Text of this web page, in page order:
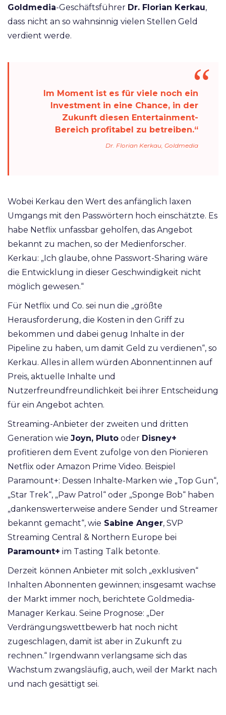
Goldmedia-Geschäftsführer Dr. Florian Kerkau,
dass nicht an so wahnsinnig vielen Stellen Geld
verdient werde.
Im Moment ist es für viele noch ein
Investment in eine Chance, in der
Zukunft diesen Entertainment-
Bereich profitabel zu betreiben.“
Dr. Florian Kerkau, Goldmedia
Wobei Kerkau den Wert des anfänglich laxen
Umgangs mit den Passwörtern hoch einschätzte. Es
habe Netflix unfassbar geholfen, das Angebot
bekannt zu machen, so der Medienforscher.
Kerkau: „Ich glaube, ohne Passwort-Sharing wäre
die Entwicklung in dieser Geschwindigkeit nicht
möglich gewesen.“
Für Netflix und Co. sei nun die „größte
Herausforderung, die Kosten in den Griff zu
bekommen und dabei genug Inhalte in der
Pipeline zu haben, um damit Geld zu verdienen“, so
Kerkau. Alles in allem würden Abonnent:innen auf
Preis, aktuelle Inhalte und
Nutzerfreundfreundlichkeit bei ihrer Entscheidung
für ein Angebot achten.
Streaming-Anbieter der zweiten und dritten
Generation wie Joyn, Pluto oder Disney+
profitieren dem Event zufolge von den Pionieren
Netflix oder Amazon Prime Video. Beispiel
Paramount+: Dessen Inhalte-Marken wie „Top Gun“,
„Star Trek“, „Paw Patrol“ oder „Sponge Bob“ haben
„dankenswerterweise andere Sender und Streamer
bekannt gemacht“, wie Sabine Anger, SVP
Streaming Central & Northern Europe bei
Paramount+ im Tasting Talk betonte.
Derzeit können Anbieter mit solch „exklusiven“
Inhalten Abonnenten gewinnen; insgesamt wachse
der Markt immer noch, berichtete Goldmedia-
Manager Kerkau. Seine Prognose: „Der
Verdrängungswettbewerb hat noch nicht
zugeschlagen, damit ist aber in Zukunft zu
rechnen.“ Irgendwann verlangsame sich das
Wachstum zwangsläufig, auch, weil der Markt nach
und nach gesättigt sei.